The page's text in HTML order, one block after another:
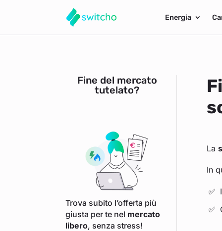
Energia
Fine del mercato
tutelato?
Trova subito l’offerta più
giusta per te nel mercato
libero, senza stress!
La
In